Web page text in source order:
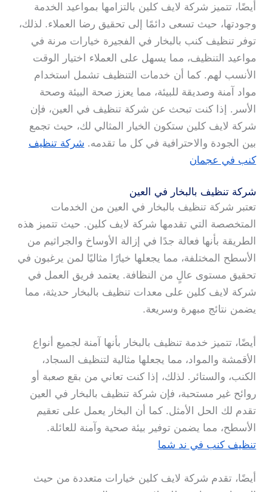
أيضًا، تتميز شركة لايف كلين بالتزامها بمواعيد الخدمة
وجودتها، حيث تسعى دائمًا إلى تحقيق رضا العملاء. لذلك،
توفر تنظيف كنب بالبخار في الفجيرة خيارات مرنة في
مواعيد التنظيف، مما يسهل على العملاء اختيار الوقت
الأنسب لهم. كما أن خدمات التنظيف تشمل استخدام
مواد آمنة وصديقة للبيئة، مما يعزز صحة البيئة وصحة
الأسر. إذا كنت تبحث عن شركة تنظيف في العين، فإن
شركة لايف كلين ستكون الخيار المثالي لك، حيث تجمع
بين الجودة والاحترافية في كل ما تقدمه. شركة تنظيف
كنب في عجمان
شركة تنظيف بالبخار في العين
تعتبر شركة تنظيف بالبخار في العين من الخدمات
المتخصصة التي تقدمها شركة لايف كلين. حيث تتميز هذه
الطريقة بأنها فعالة جدًا في إزالة الأوساخ والجراثيم من
الأسطح المختلفة، مما يجعلها خيارًا مثاليًا لمن يرغبون في
تحقيق مستوى عالٍ من النظافة. يعتمد فريق العمل في
شركة لايف كلين على معدات تنظيف بالبخار حديثة، مما
يضمن نتائج مبهرة وسريعة.
أيضًا، تتميز خدمة تنظيف بالبخار بأنها آمنة لجميع أنواع
الأقمشة والمواد، مما يجعلها مثالية لتنظيف السجاد،
الكنب، والستائر. لذلك، إذا كنت تعاني من بقع صعبة أو
روائح غير مستحبة، فإن شركة تنظيف بالبخار في العين
تقدم لك الحل الأمثل. كما أن البخار يعمل على تعقيم
الأسطح، مما يضمن توفير بيئة صحية وآمنة للعائلة.
تنظيف كنب في ند شما
أيضًا، تقدم شركة لايف كلين خيارات متعددة من حيث